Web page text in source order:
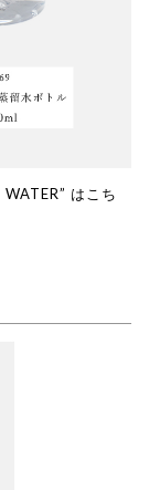
はこち